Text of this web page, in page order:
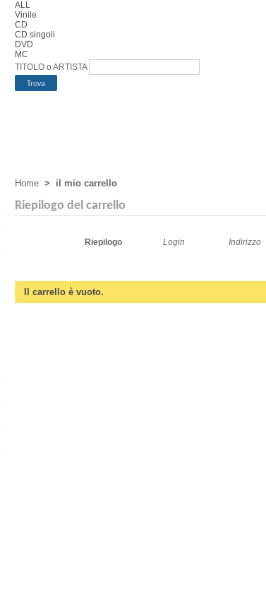
ALL
Vinile
CD
CD singoli
DVD
MC
TITOLO o ARTISTA
Home > il mio carrello
Riepilogo del carrello
Riepilogo Login Indirizzo
Il carrello è vuoto.